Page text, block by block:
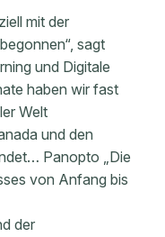
mit der
sagt
und Digitale
haben wir fast
Welt
und den
Panopto „Die
von Anfang bis
der